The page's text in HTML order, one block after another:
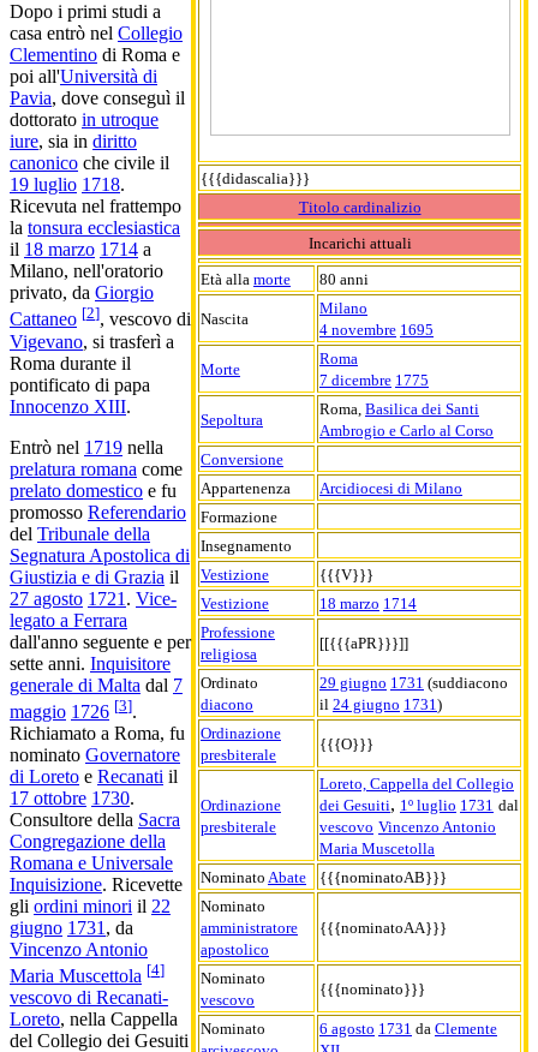
{{{didascalia}}}
Titolo cardinalizio
Incarichi attuali
Età alla morte 80 anni
Nascita
Milano
4 novembre 1695
Morte
Roma
7 dicembre 1775
Sepoltura
Roma, Basilica dei Santi
Ambrogio e Carlo al Corso
Conversione
Appartenenza
Arcidiocesi di Milano
Formazione
Insegnamento
Vestizione
{{{V}}}
Vestizione
18 marzo 1714
Professione
religiosa
[[{{{aPR}}}]]
Ordinato
diacono
29 giugno 1731 (suddiacono
il 24 giugno 1731 )
Ordinazione
presbiterale
{{{O}}}
Ordinazione
presbiterale
Loreto, Cappella del Collegio
dei Gesuiti, 1º luglio 1731 dal
vescovo Vincenzo Antonio
Maria Muscetolla
Nominato Abate
{{{nominatoAB}}}
Nominato
amministratore
apostolico
{{{nominatoAA}}}
Nominato
vescovo
{{{nominato}}}
Nominato
6 agosto 1731 da Clemente
Dopo i primi studi a
casa entrò nel Collegio
Clementino di Roma e
poi all'Università di
Pavia, dove conseguì il
dottorato in utroque
iure, sia in diritto
canonico che civile il
19 luglio 1718.
Ricevuta nel frattempo
la tonsura ecclesiastica
il 18 marzo 1714 a
Milano, nell'oratorio
privato, da Giorgio
Cattaneo [2], vescovo di
Vigevano, si trasferì a
Roma durante il
pontificato di papa
Innocenzo XIII.
Entrò nel 1719 nella
prelatura romana come
prelato domestico e fu
promosso Referendario
del Tribunale della
Segnatura Apostolica di
Giustizia e di Grazia il
27 agosto 1721 . Vice-
legato a Ferrara
dall'anno seguente e per
sette anni. Inquisitore
generale di Malta dal 7
maggio 1726 [3].
Richiamato a Roma, fu
nominato Governatore
di Loreto e Recanati il
17 ottobre 1730.
Consultore della Sacra
Congregazione della
Romana e Universale
Inquisizione. Ricevette
gli ordini minori il 22
giugno 1731 , da
Vincenzo Antonio
Maria Muscettola [4]
vescovo di Recanati-
Loreto, nella Cappella
del Collegio dei Gesuiti